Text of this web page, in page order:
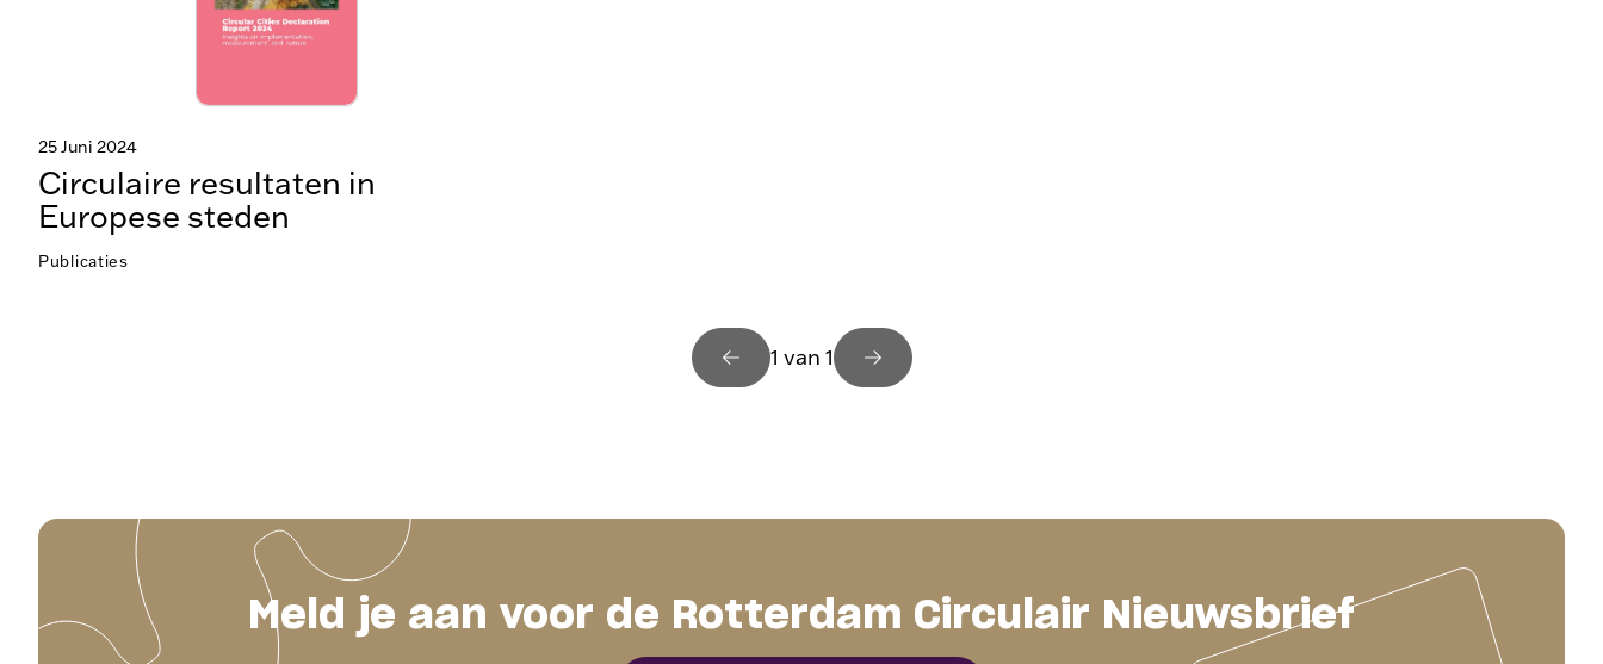
25 Juni 2024
Circulaire resultaten in
Europese steden
Publicaties
1 van 1
Meld je aan voor de Rotterdam Circulair Nieuwsbrief